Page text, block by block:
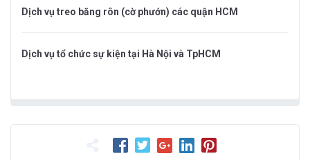
Dịch vụ treo băng rôn (cờ phướn) các quận HCM
Dịch vụ tổ chức sự kiện tại Hà Nội và TpHCM